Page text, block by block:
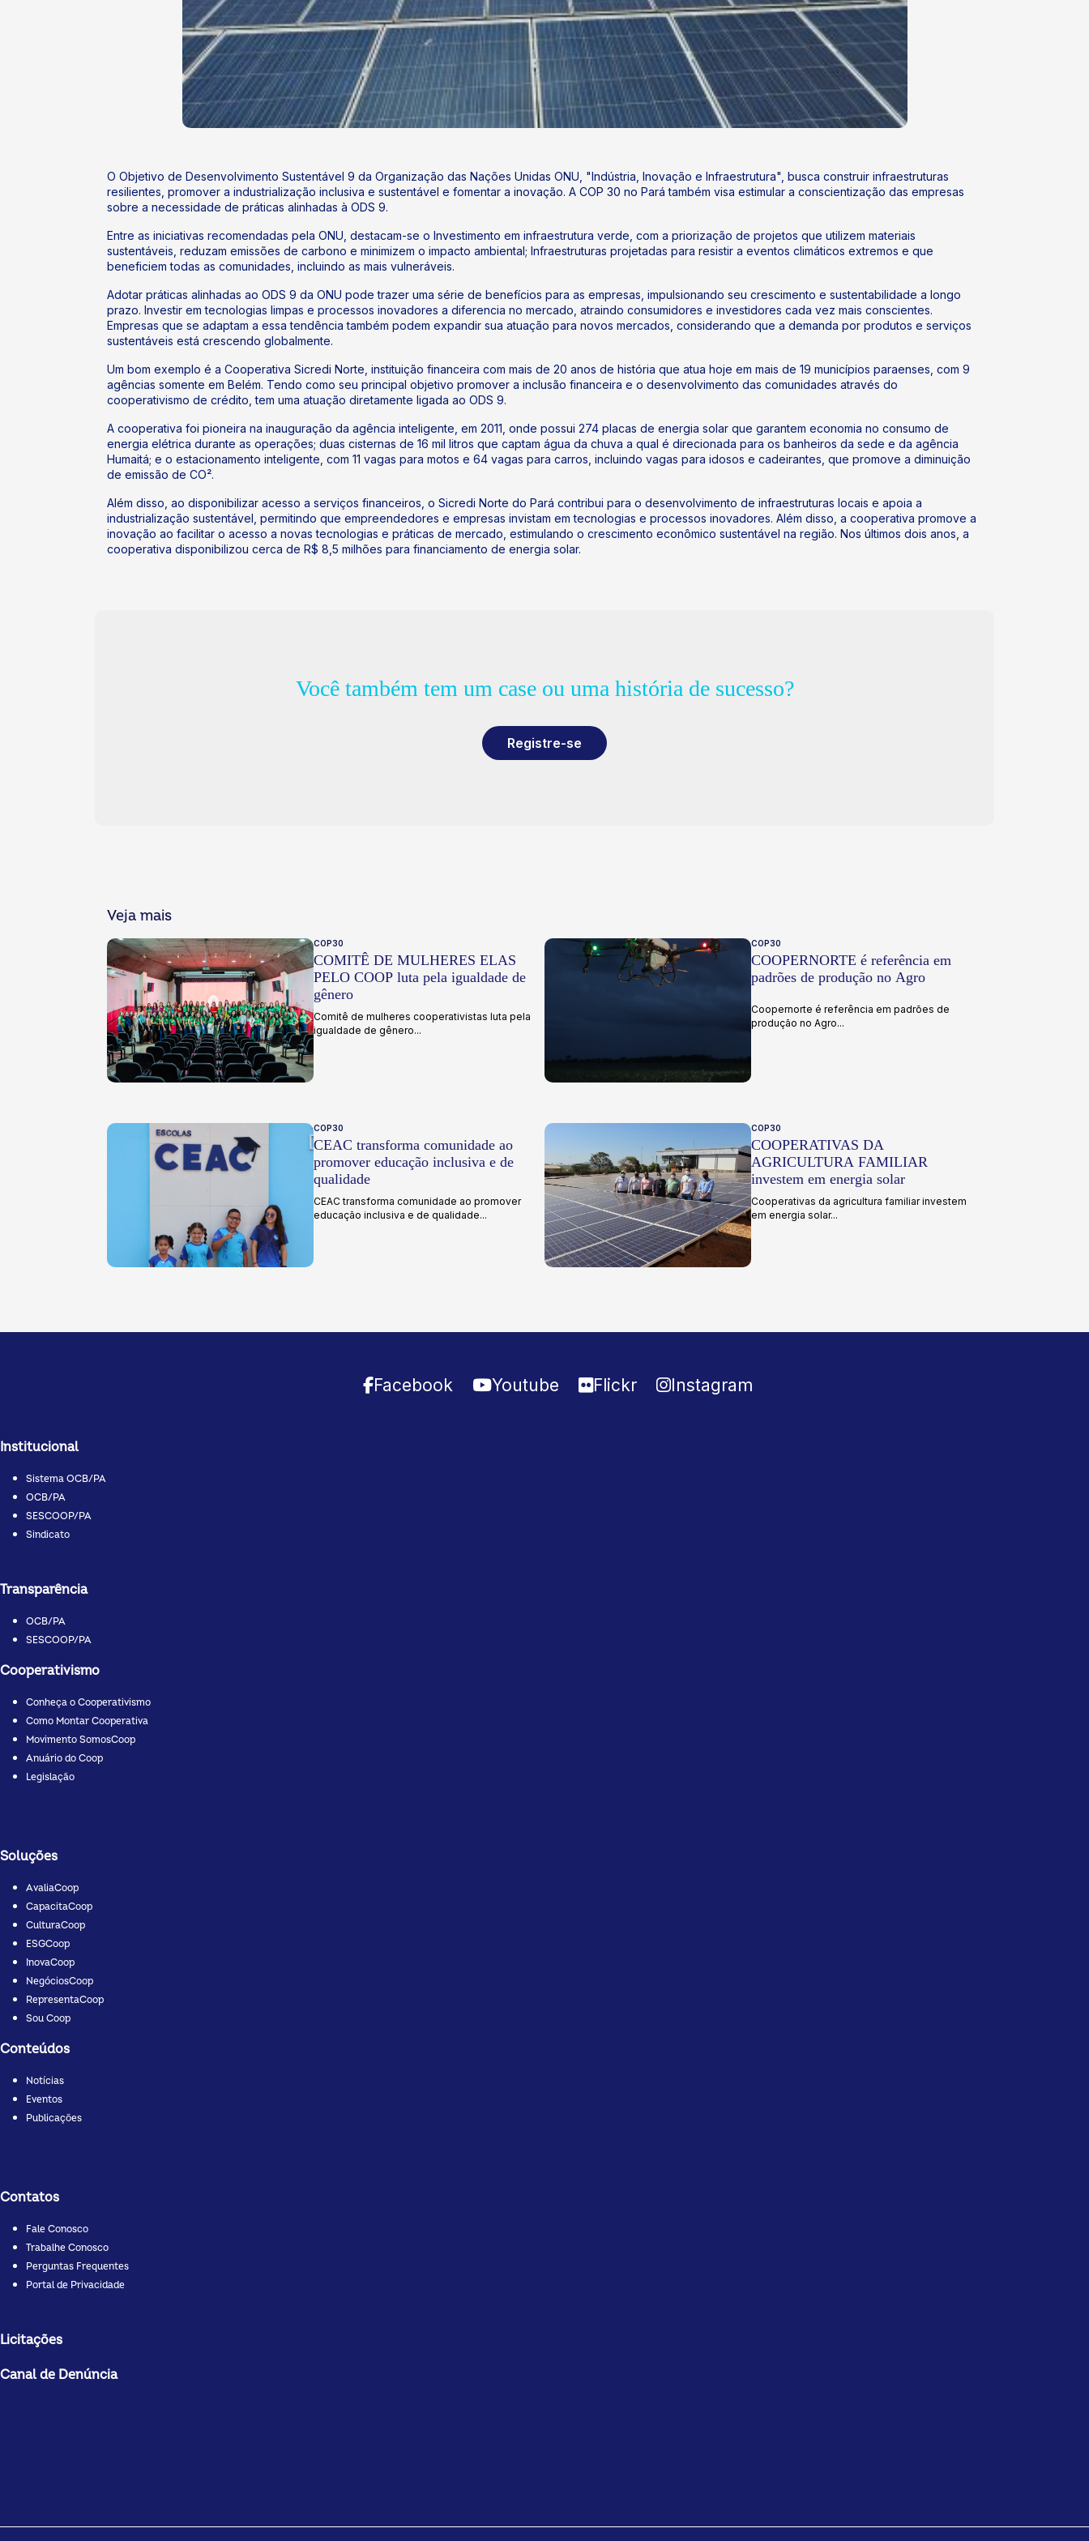
O Objetivo de Desenvolvimento Sustentável 9 da Organização das Nações Unidas ONU, "Indústria, Inovação e Infraestrutura", busca construir infraestruturas
resilientes, promover a industrialização inclusiva e sustentável e fomentar a inovação. A COP 30 no Pará também visa estimular a conscientização das empresas
sobre a necessidade de práticas alinhadas à ODS 9.
Entre as iniciativas recomendadas pela ONU, destacam-se o Investimento em infraestrutura verde, com a priorização de projetos que utilizem materiais
sustentáveis, reduzam emissões de carbono e minimizem o impacto ambiental; Infraestruturas projetadas para resistir a eventos climáticos extremos e que
beneficiem todas as comunidades, incluindo as mais vulneráveis.
Adotar práticas alinhadas ao ODS 9 da ONU pode trazer uma série de benefícios para as empresas, impulsionando seu crescimento e sustentabilidade a longo
prazo. Investir em tecnologias limpas e processos inovadores a diferencia no mercado, atraindo consumidores e investidores cada vez mais conscientes.
Empresas que se adaptam a essa tendência também podem expandir sua atuação para novos mercados, considerando que a demanda por produtos e serviços
sustentáveis está crescendo globalmente.
Um bom exemplo é a Cooperativa Sicredi Norte, instituição financeira com mais de 20 anos de história que atua hoje em mais de 19 municípios paraenses, com 9
agências somente em Belém. Tendo como seu principal objetivo promover a inclusão financeira e o desenvolvimento das comunidades através do
cooperativismo de crédito, tem uma atuação diretamente ligada ao ODS 9.
A cooperativa foi pioneira na inauguração da agência inteligente, em 2011, onde possui 274 placas de energia solar que garantem economia no consumo de
energia elétrica durante as operações; duas cisternas de 16 mil litros que captam água da chuva a qual é direcionada para os banheiros da sede e da agência
Humaitá; e o estacionamento inteligente, com 11 vagas para motos e 64 vagas para carros, incluindo vagas para idosos e cadeirantes, que promove a diminuição
de emissão de CO².
Além disso, ao disponibilizar acesso a serviços financeiros, o Sicredi Norte do Pará contribui para o desenvolvimento de infraestruturas locais e apoia a
industrialização sustentável, permitindo que empreendedores e empresas invistam em tecnologias e processos inovadores. Além disso, a cooperativa promove a
inovação ao facilitar o acesso a novas tecnologias e práticas de mercado, estimulando o crescimento econômico sustentável na região. Nos últimos dois anos, a
cooperativa disponibilizou cerca de R$ 8,5 milhões para financiamento de energia solar.
Você também tem um case ou uma história de sucesso?
Registre-se
Veja mais
COP30
COMITÊ DE MULHERES ELAS
PELO COOP luta pela igualdade de
gênero
Comitê de mulheres cooperativistas luta pela
igualdade de gênero...
COP30
COOPERNORTE é referência em
padrões de produção no Agro
Coopernorte é referência em padrões de
produção no Agro...
COP30
CEAC transforma comunidade ao
promover educação inclusiva e de
qualidade
CEAC transforma comunidade ao promover
educação inclusiva e de qualidade...
COP30
COOPERATIVAS DA
AGRICULTURA FAMILIAR
investem em energia solar
Cooperativas da agricultura familiar investem
em energia solar...
Facebook Youtube Flickr Instagram
Institucional
Sistema OCB/PA
OCB/PA
SESCOOP/PA
Sindicato
Transparência
OCB/PA
SESCOOP/PA
Cooperativismo
Conheça o Cooperativismo
Como Montar Cooperativa
Movimento SomosCoop
Anuário do Coop
Legislação
Soluções
AvaliaCoop
CapacitaCoop
CulturaCoop
ESGCoop
InovaCoop
NegóciosCoop
RepresentaCoop
Sou Coop
Conteúdos
Notícias
Eventos
Publicações
Contatos
Fale Conosco
Trabalhe Conosco
Perguntas Frequentes
Portal de Privacidade
Licitações
Canal de Denúncia